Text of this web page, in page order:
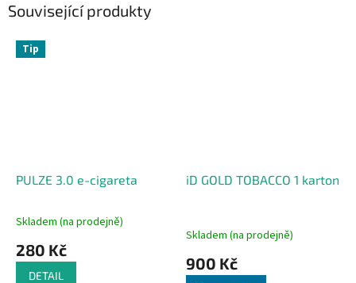
Související produkty
Tip
PULZE 3.0 e-cigareta
Průměrné
produktu
Skladem (na prodejně)
280 Kč
DETAIL
iD GOLD TOBACCO 1 karton
Skladem (na prodejně)
900 Kč